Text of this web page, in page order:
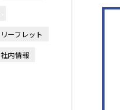
リーフレット
社内情報